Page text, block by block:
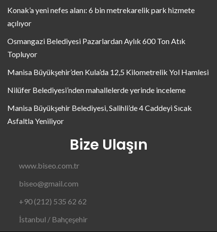
Konak’a yeni nefes alanı: 6 bin metrekarelik park hizmete
açılıyor
Osmangazi Belediyesi Pazarlardan Aylık 600 Ton Atık
Topluyor
Manisa Büyükşehir’den Kula’da 12,5 Kilometrelik Yol Hamlesi
Nilüfer Belediyesi’nden mahallelerde yerinde inceleme
Manisa Büyükşehir Belediyesi, Salihli’de 4 Caddeyi Sıcak
Asfaltla Yeniliyor
Bize Ulaşın
www.biseo.com.tr
biseo@gmail.com
+90 (212) 535 62 62
İstanbul / Bahçeşehir